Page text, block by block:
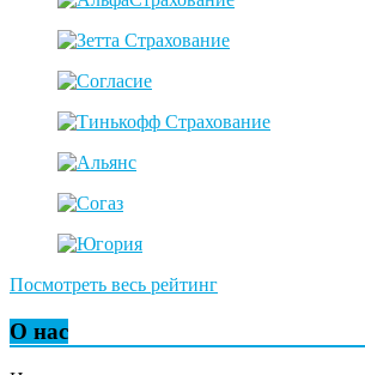
Посмотреть весь рейтинг
О нас